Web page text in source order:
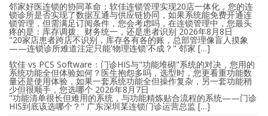
邻家好医连锁的协同革命：软佳连锁管理实现20店一体化，您的连
锁诊所是否实现了数据互通与供应链协同，如果系统能免费开通连
锁管理，但需满足订阅条件，您会考虑吗，在连锁管理中，您最头
疼的是：库存调拨、财务统一，还是患者识别 2026年8月8日
"20家店患者跨店不识别，库存各有各的账，总部管理像盲人摸象
——连锁诊所难道注定只能'物理连锁'不成？" 邻家 […]
软佳 vs PCS Software：门诊HIS与"功能堆砌"系统的对决，您用的
系统功能全但体验如何？医生抱怨多吗，选型时，您更看重功能数
量还是使用体验，如果一套系统功能全但操作复杂，另一套功能稍
少但很顺手，您选哪个 2026年8月7日
"功能清单很长但难用的系统，与功能精炼贴合流程的系统——门诊
HIS到底该选哪个？" 广东深圳某连锁门诊运营总监 […]